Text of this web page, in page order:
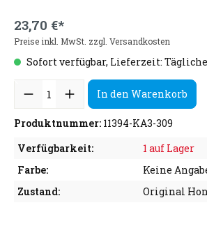
23,70 €*
Preise inkl. MwSt. zzgl. Versandkosten
Sofort verfügbar, Lieferzeit:
In den Warenkorb
Produktnummer: 11394-KA3-309
Verfügbarkeit:
1 auf Lager
Farbe:
Keine
Zustand:
Original